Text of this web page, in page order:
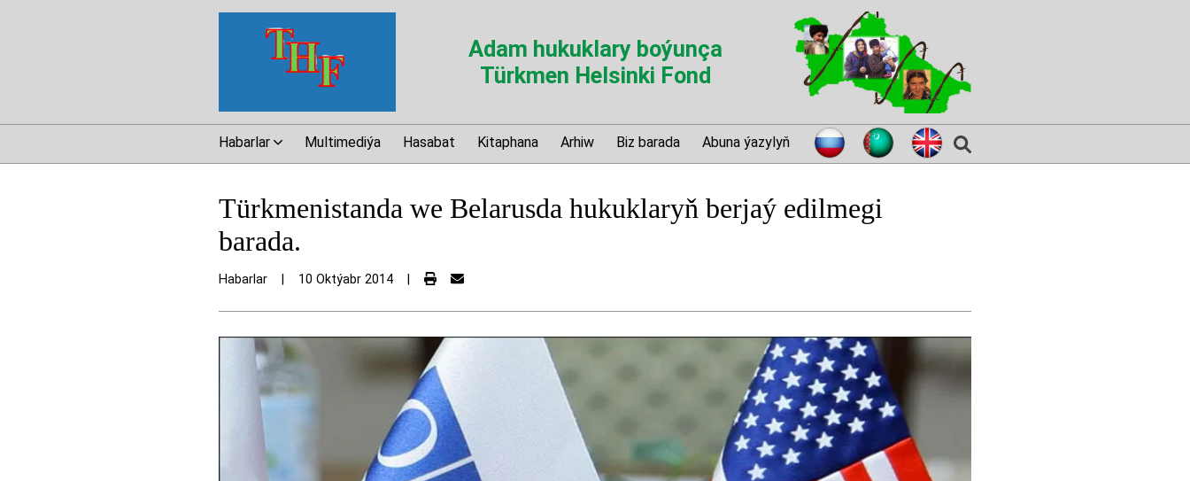
Adam hukuklary boýunça
Türkmen Helsinki Fond
Habarlar Multimediýa Hasabat Kitaphana Arhiw Biz barada Abuna ýazylyň
Türkmenistanda we Belarusda hukuklaryň berjaý edilmegi
barada.
Habarlar 10 Oktýabr 2014